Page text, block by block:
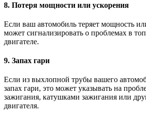
8. Потеря мощности или ускорения
Если ваш автомобиль теряет мощность
может сигнализировать о проблемах в
двигателе.
9. Запах гари
Если из выхлопной трубы вашего
запах гари, это может указывать на
зажигания, катушками зажигания или
двигателя.